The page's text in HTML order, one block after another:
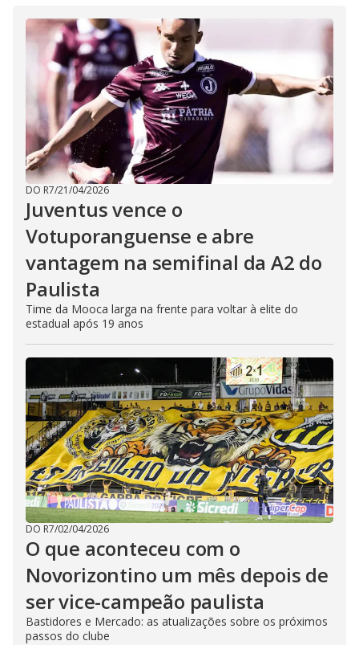
DO R7/21/04/2026
Juventus vence o
Votuporanguense e abre
vantagem na semifinal da A2 do
Paulista
Time da Mooca larga na frente para voltar à elite do
estadual após 19 anos
DO R7/02/04/2026
O que aconteceu com o
Novorizontino um mês depois de
ser vice-campeão paulista
Bastidores e Mercado: as atualizações sobre os próximos
passos do clube